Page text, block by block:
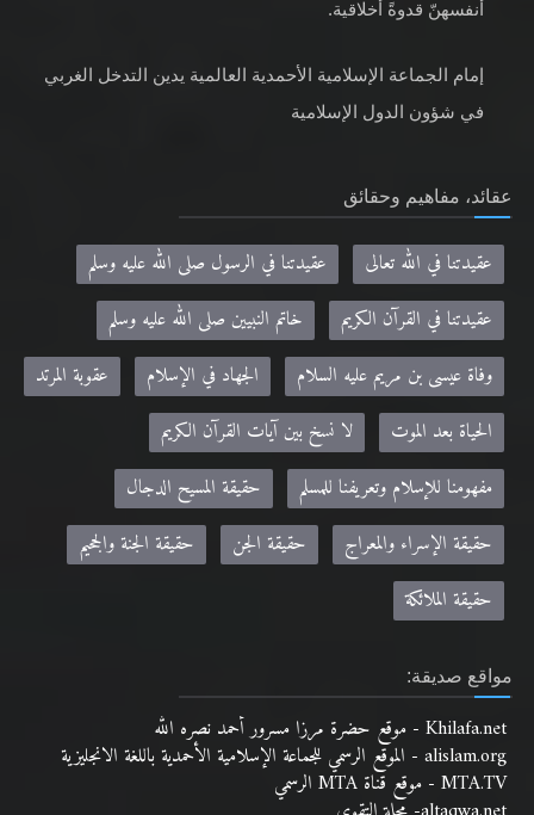
بالدفاع عن حقوق المرأة، وحثّ النساء المسلمات على اعتبار
إمام الجماعة الإسلامية الأحمدية العالمية يدين التدخل الغربي
عقائد، مفاهيم وحقائق
عقيدتنا في الله تعالى
عقيدتنا في الرسول صلى الله عليه وسلم
عقيدتنا في القرآن الكريم
خاتم النبيين صلى الله عليه وسلم
وفاة عيسى بن مريم عليه السلام
الجهاد في الإسلام
الحياة بعد الموت
لا نسخ بين آيات القرآن الكريم
مفهومنا للإسلام وتعريفنا للمسلم
حقيقة المسيح الدجال
حقيقة الإسراء والمعراج
مواقع صديقة:
Khilafa.net - موقع حضرة مرزا مسرور أحمد نصره الله